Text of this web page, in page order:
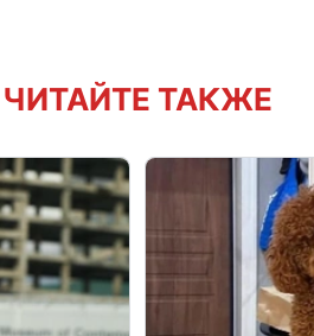
ЧИТАЙТЕ ТАКЖЕ